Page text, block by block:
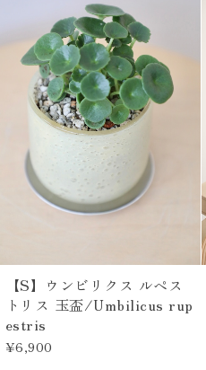
【S】ウンビリクス ルペス
トリス 玉盃/Umbilicus rup
estris
¥6,900